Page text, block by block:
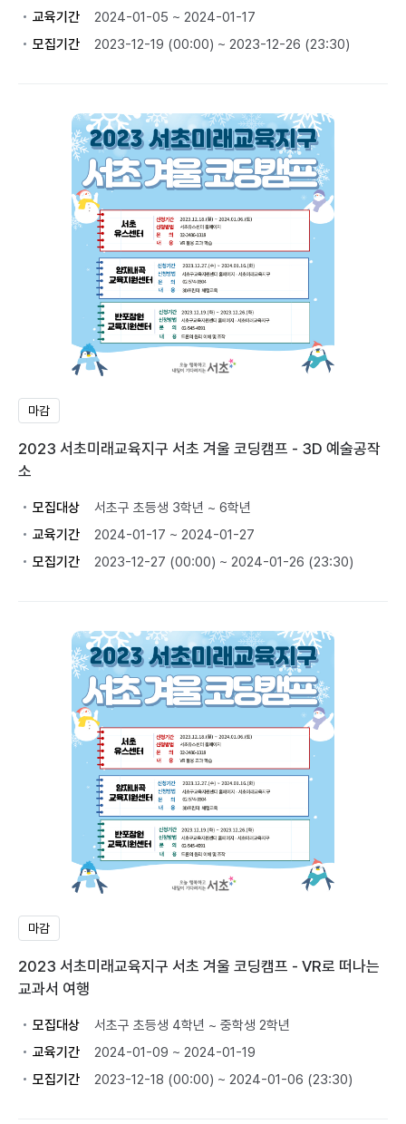
교육기간
2024-01-05 ~ 2024-01-17
모집기간
2023-12-19 (00:00) ~ 2023-12-26 (23:30)
마감
2023 서초미래교육지구 서초 겨울 코딩캠프 - 3D 예술공작
소
모집대상
서초구 초등생 3학년 ~ 6학년
교육기간
2024-01-17 ~ 2024-01-27
모집기간
2023-12-27 (00:00) ~ 2024-01-26 (23:30)
마감
2023 서초미래교육지구 서초 겨울 코딩캠프 - VR로 떠나는
교과서 여행
모집대상
서초구 초등생 4학년 ~ 중학생 2학년
교육기간
2024-01-09 ~ 2024-01-19
모집기간
2023-12-18 (00:00) ~ 2024-01-06 (23:30)